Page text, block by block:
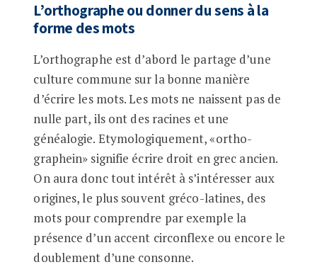
L’orthographe ou donner du sens à la
forme des mots
L’orthographe est d’abord le partage d’une
culture commune sur la bonne manière
d’écrire les mots. Les mots ne naissent pas de
nulle part, ils ont des racines et une
généalogie. Etymologiquement, «ortho-
graphein» signifie écrire droit en grec ancien.
On aura donc tout intérêt à s’intéresser aux
origines, le plus souvent gréco-latines, des
mots pour comprendre par exemple la
présence d’un accent circonflexe ou encore le
doublement d’une consonne.